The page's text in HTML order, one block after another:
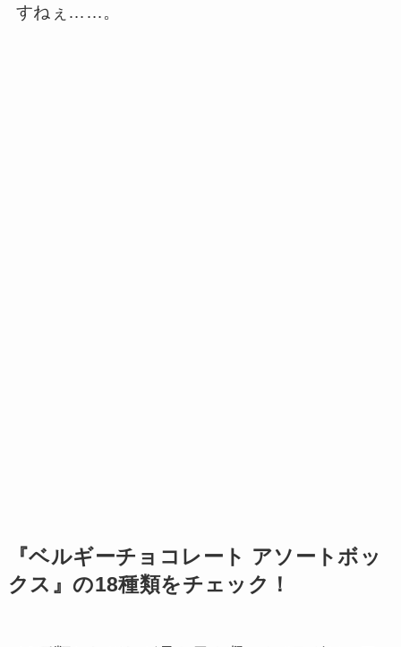
すねぇ……。
『ベルギーチョコレート アソートボッ
クス』の18種類をチェック！